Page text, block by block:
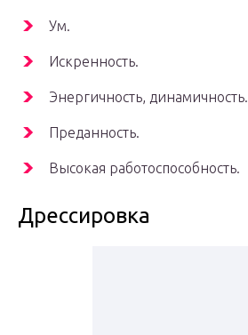
Ум.
Искренность.
Энергичность, динамичность.
Преданность.
Высокая работоспособность.
Дрессировка